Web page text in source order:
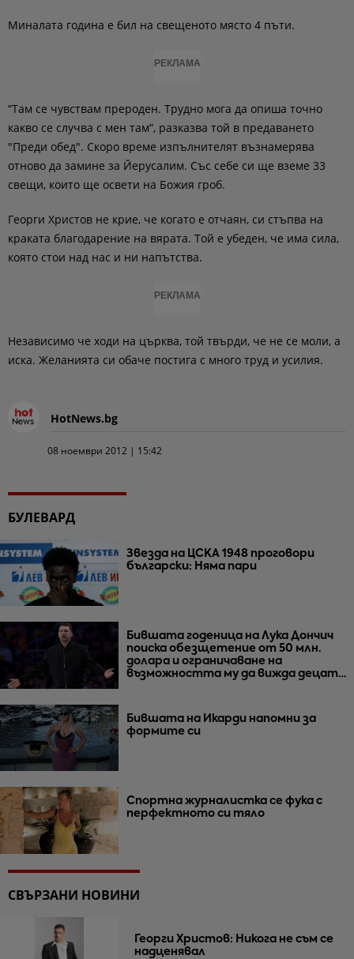
Миналата година е бил на свещеното място 4 пъти.
РЕКЛАМА
“Там се чувствам прероден. Трудно мога да опиша точно
какво се случва с мен там”, разказва той в предаването
"Преди обед". Скоро време изпълнителят възнамерява
отново да замине за Йерусалим. Със себе си ще вземе 33
свещи, които ще освети на Божия гроб.
Георги Христов не крие, че когато е отчаян, си стъпва на
краката благодарение на вярата. Той е убеден, че има сила,
която стои над нас и ни напътства.
РЕКЛАМА
Независимо че ходи на църква, той твърди, че не се моли, а
иска. Желанията си обаче постига с много труд и усилия.
HotNews.bg
08 ноември 2012 | 15:42
БУЛЕВАРД
Звезда на ЦСКА 1948 проговори
български: Няма пари
Бившата годеница на Лука Дончич
поиска обезщетение от 50 млн.
долара и ограничаване на
възможността му да вижда децата
Бившата на Икарди напомни за
формите си
Спортна журналистка се фука с
перфектното си тяло
СВЪРЗАНИ НОВИНИ
Георги Христов: Никога не съм се
надценявал